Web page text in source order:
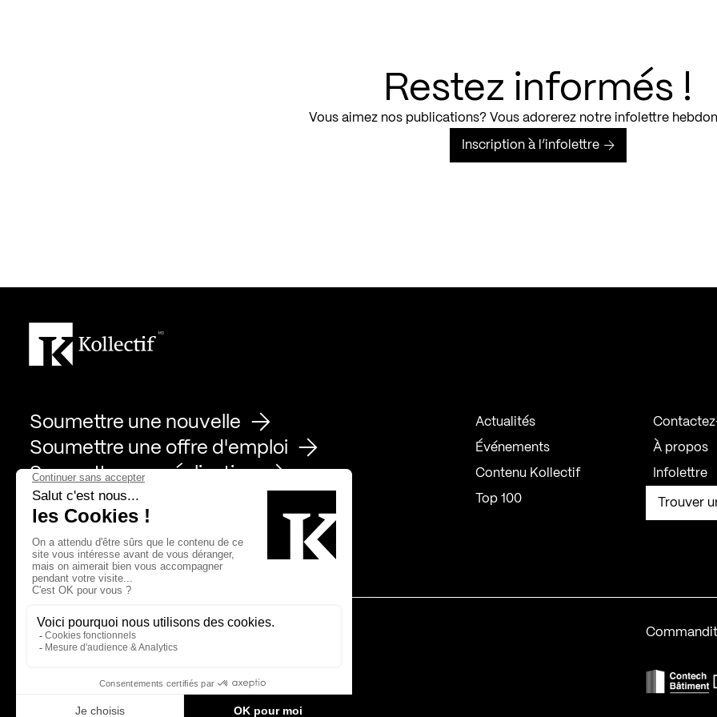
Restez informés !
Vous aimez nos publications? Vous adorerez notre infolettre
Inscription à l’infolettre
Soumettre une nouvelle
Soumettre une offre d'emploi
Soumettre une réalisation
Actualités
Événements
Contenu Kollectif
Top 100
À propos
Infolettre
Trouver
Page Facebook de Kollectif
Page Instagram de Kollectif
Page Linkedin de Kollectif
Partenaires
Bâtiment-Durable-Québec-1
Esquisses-1 MP-1